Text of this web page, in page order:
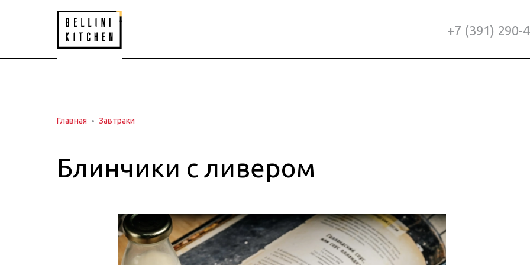
+7 (391) 290-
Главная Завтраки
Блинчики с ливером